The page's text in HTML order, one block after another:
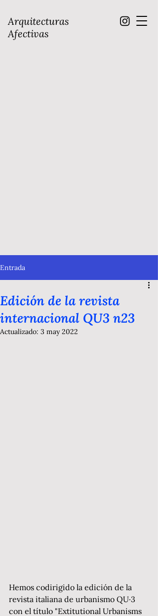
Arquitecturas
Afectivas
Entrada
Edición de la revista
internacional QU3 n23
Actualizado: 3 may 2022
Hemos codirigido la edición de la
revista italiana de urbanismo QU·3
con el título "Extitutional Urbanisms